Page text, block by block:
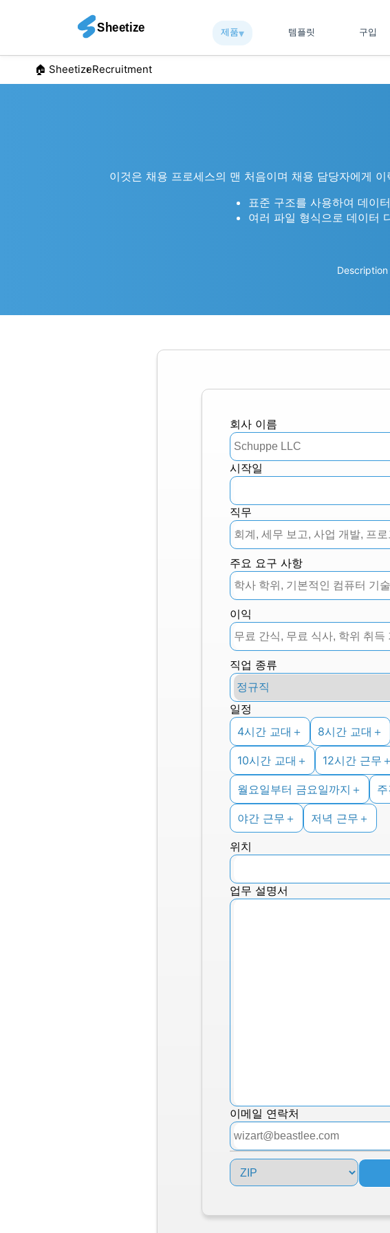
제품▾︎ 템플릿 구입
🏠︎ SheetizeRecruitment
이것은 채용 프로세스의 맨 처음이며 채용 담당자에게
표준 구조를 사용하여 데이
여러 파일 형식으로 데이터
Description
회사 이름
시작일
직무
주요 요구 사항
이익
직업 종류
일정
4시간 교대 ＋ 8시간 교대 ＋
10시간 교대 ＋ 12시간 근무 ＋
월요일부터 금요일까지 ＋
야간 근무 ＋ 저녁 근무 ＋
위치
업무 설명서
이메일 연락처